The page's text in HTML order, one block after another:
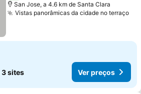
San Jose, a 4.6 km de Santa Clara
Vistas panorâmicas da cidade no terraço
3 sites Ver preços